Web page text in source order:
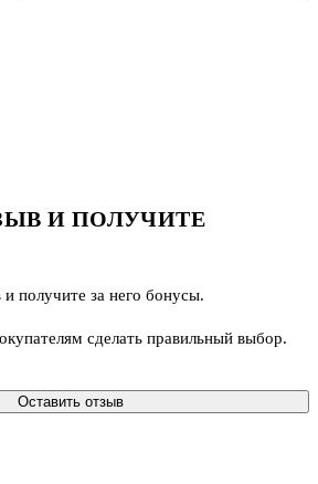
И ПОЛУЧИТЕ
получите за него бонусы.
сделать правильный выбор.
Оставить отзыв